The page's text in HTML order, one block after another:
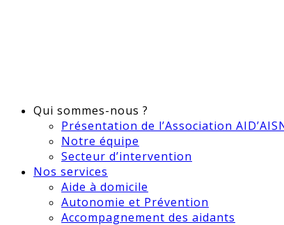
Qui sommes-nous ?
Présentation de l’Association
Notre équipe
Secteur d’intervention
Nos services
Aide à domicile
Autonomie et Prévention
Accompagnement des aidants